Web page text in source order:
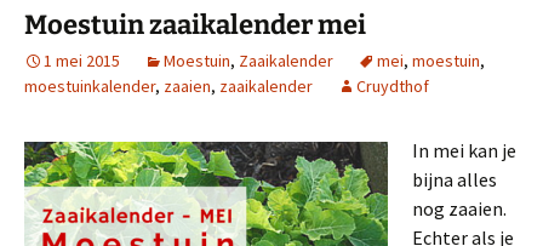
k
s
t
Moestuin zaaikalender mei
1 mei 2015 Moestuin, Zaaikalender mei, moestuin,
moestuinkalender, zaaien, zaaikalender Cruydthof
In mei kan je
bijna alles
nog zaaien.
Echter als je